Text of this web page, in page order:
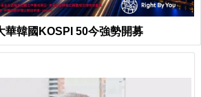
華韓國KOSPI 50今強勢開募